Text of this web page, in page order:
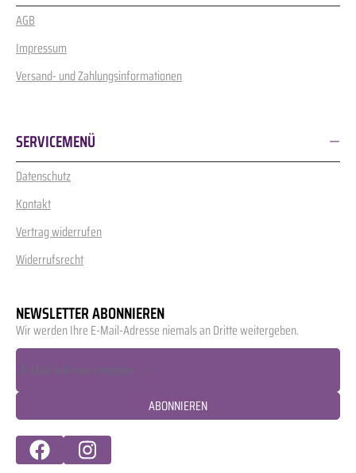
AGB
Impressum
Versand- und Zahlungsinformationen
SERVICEMENÜ
Datenschutz
Kontakt
Vertrag widerrufen
Widerrufsrecht
NEWSLETTER ABONNIEREN
Wir werden Ihre E-Mail-Adresse niemals an Dritte weitergeben.
ABONNIEREN